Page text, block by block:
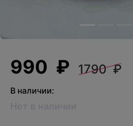
990 ₽ 1790 ₽
В наличии: